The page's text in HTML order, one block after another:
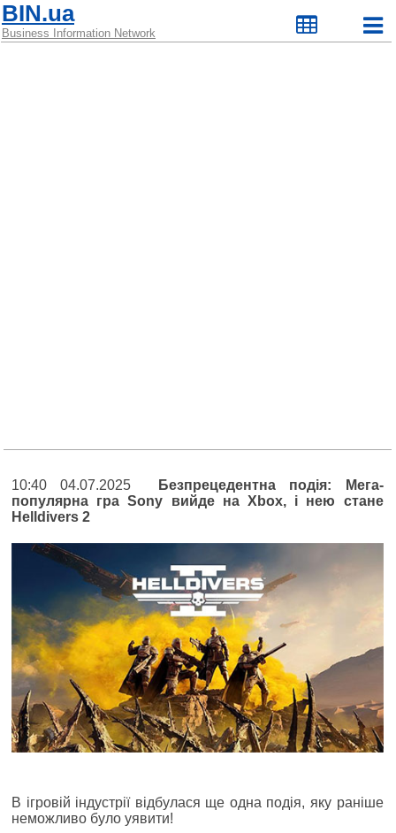
BIN.ua
Business Information Network
10:40 04.07.2025
Безпрецедентна подія: Мега-
популярна гра Sony вийде на Xbox, і нею стане
Helldivers 2
В ігровій індустрії відбулася ще одна подія, яку раніше
неможливо було уявити!